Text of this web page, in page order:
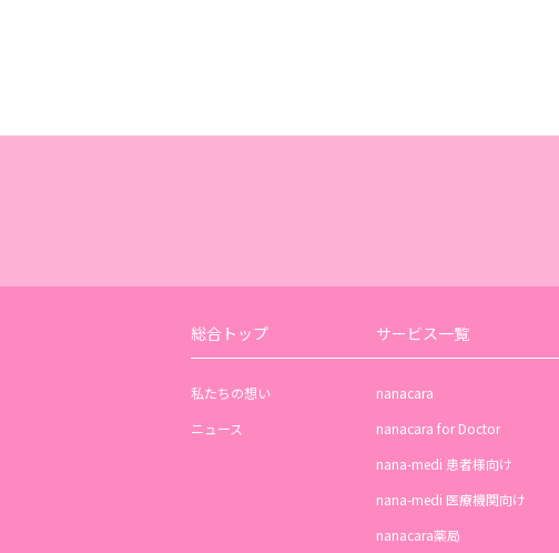
総合トップ
私たちの想い
ニュース
サービス一覧
nanacara
nanacara for Doctor
nana-medi 患者様向け
nana-medi 医療機関向け
nanacara薬局